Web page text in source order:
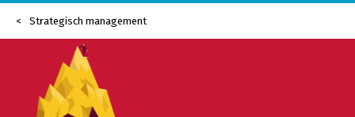
Strategisch management